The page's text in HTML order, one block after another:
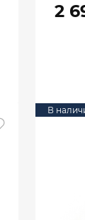
2
В